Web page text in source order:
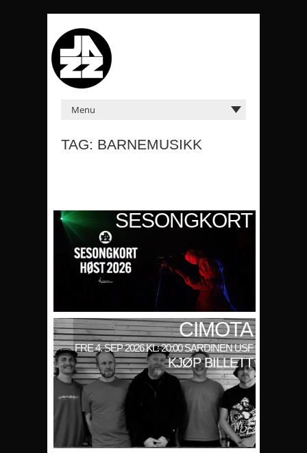
TAG: BARNEMUSIKK
SESONGKORT
CIMOTA
FRE 4. SEP 2026 KL: 20:00 SARDINEN USF
KJØP BILLETT